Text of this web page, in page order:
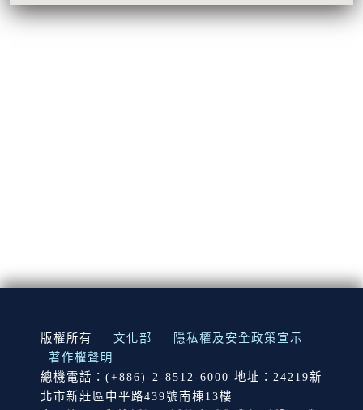
:::
版權所有 文化部
隱私權及安全政策宣示
著作權聲明
總機電話：(+886)-2-8512-6000 地址：24219新
北市新莊區中平路439號南棟13樓